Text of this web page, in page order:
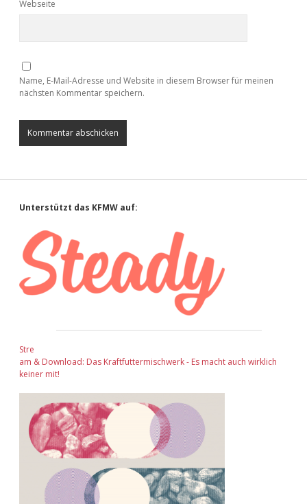
Webseite
Name, E-Mail-Adresse und Website in diesem Browser für meinen
nächsten Kommentar speichern.
Sidebar
Unterstützt das KFMW auf:
Stre
am & Download: Das Kraftfuttermischwerk - Es macht auch wirklich
keiner mit!